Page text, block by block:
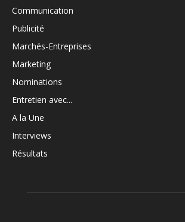
Communication
Publicité
Marchés-Entreprises
Marketing
Nominations
Entretien avec...
A la Une
Interviews
Résultats